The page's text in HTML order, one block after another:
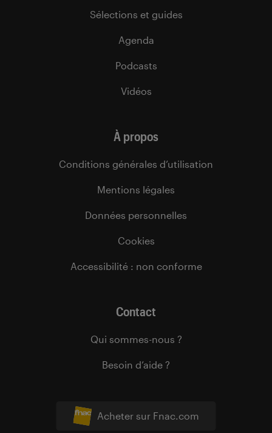
Acheter sur Fnac.com
Sélections et guides
Agenda
Podcasts
Vidéos
À propos
Conditions générales d’utilisation
Mentions légales
Données personnelles
Cookies
Accessibilité : non conforme
Contact
Qui sommes-nous ?
Besoin d’aide ?